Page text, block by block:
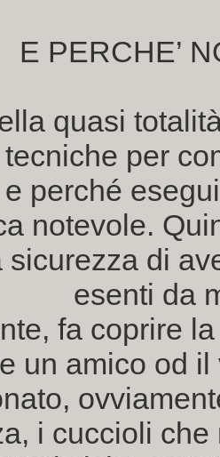
E PERCHE’
quasi
per
perché
notevole.
sicurezza di
esenti da
fa coprire
un amico od
i cuccioli